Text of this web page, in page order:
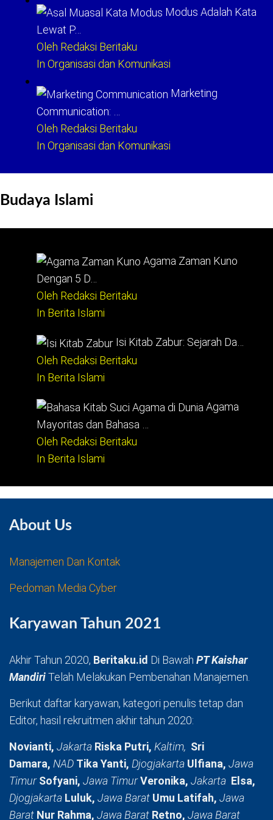
Modus Adalah Kata
Lewat P…
Oleh Redaksi Beritaku
In Organisasi dan Komunikasi
Marketing
Communication: …
Oleh Redaksi Beritaku
In Organisasi dan Komunikasi
Budaya Islami
Agama Zaman Kuno
Dengan 5 D…
Oleh Redaksi Beritaku
In Berita Islami
Isi Kitab Zabur: Sejarah Da…
Oleh Redaksi Beritaku
In Berita Islami
Agama
Mayoritas dan Bahasa …
Oleh Redaksi Beritaku
In Berita Islami
About Us
Manajemen Dan Kontak
Pedoman Media Cyber
Karyawan Tahun 2021
Akhir Tahun 2020, Beritaku.id Di Bawah PT Kaishar
MandiriTelah Melakukan Pembenahan Manajemen.
Berikut daftar karyawan, kategori penulis tetap dan
Editor, hasil rekruitmen akhir tahun 2020:
Novianti, Jakarta Riska Putri, Kaltim, Sri
Damara, NAD Tika Yanti, Djogjakarta Ulfiana, Jawa
TimurSofyani, Jawa TimurVeronika, Jakarta Elsa,
Djogjakarta Luluk, Jawa Barat Umu Latifah, Jawa
Barat Nur Rahma, Jawa Barat Retno, Jawa Barat